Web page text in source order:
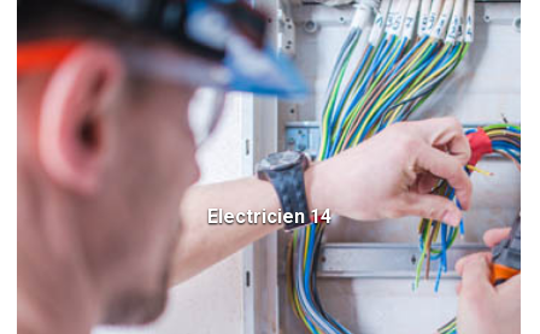
Electricien 14